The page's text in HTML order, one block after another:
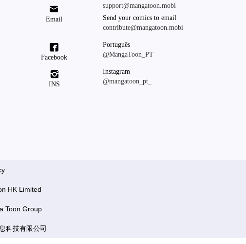

Email
support@mangatoon.mobi
Send your comics to email
contribute@mangatoon.mobi

Facebook
Português
@MangaToon_PT

INS
Instagram
@mangatoon_pt_
HK Limited
Toon Group
科技有限公司